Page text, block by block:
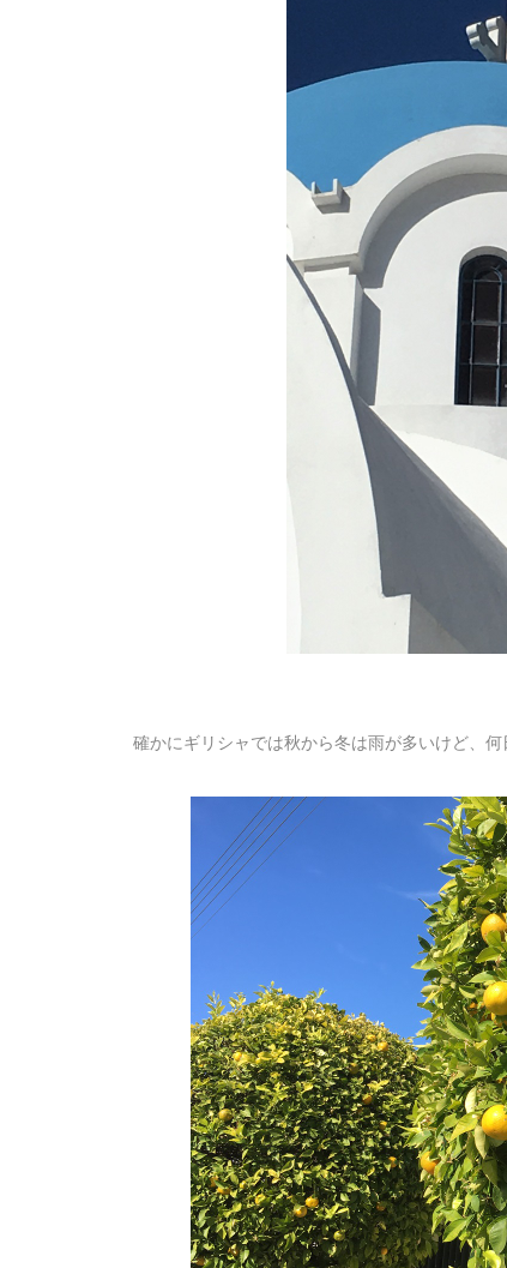
確かにギリシャでは秋から冬は雨が多いけど、